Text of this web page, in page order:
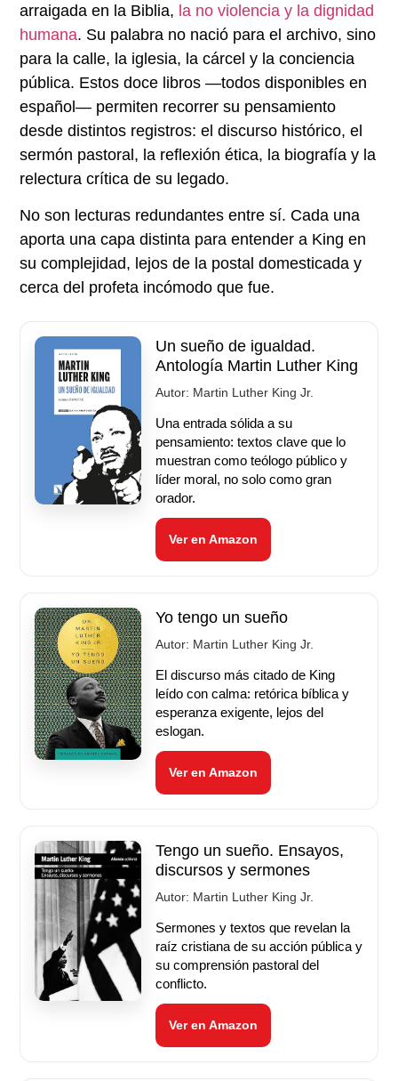
arraigada en la Biblia, la no violencia y la dignidad
humana. Su palabra no nació para el archivo, sino
para la calle, la iglesia, la cárcel y la conciencia
pública. Estos doce libros —todos disponibles en
español— permiten recorrer su pensamiento
desde distintos registros: el discurso histórico, el
sermón pastoral, la reflexión ética, la biografía y la
relectura crítica de su legado.
No son lecturas redundantes entre sí. Cada una
aporta una capa distinta para entender a King en
su complejidad, lejos de la postal domesticada y
cerca del profeta incómodo que fue.
Un sueño de igualdad.
Antología Martin Luther King
Autor: Martin Luther King Jr.
Una entrada sólida a su
pensamiento: textos clave que lo
muestran como teólogo público y
líder moral, no solo como gran
orador.
Ver en Amazon
Yo tengo un sueño
Autor: Martin Luther King Jr.
El discurso más citado de King
leído con calma: retórica bíblica y
esperanza exigente, lejos del
eslogan.
Ver en Amazon
Tengo un sueño. Ensayos,
discursos y sermones
Autor: Martin Luther King Jr.
Sermones y textos que revelan la
raíz cristiana de su acción pública y
su comprensión pastoral del
conflicto.
Ver en Amazon